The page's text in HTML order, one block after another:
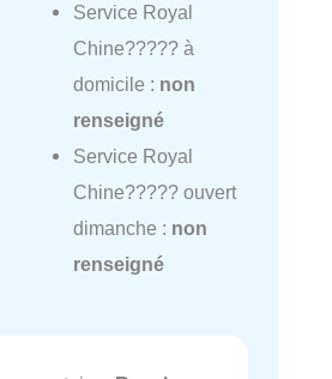
Service Royal
Chine????? à
domicile : non
renseigné
Service Royal
Chine????? ouvert
dimanche : non
renseigné